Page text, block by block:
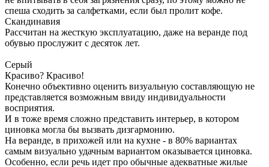
спеша сходить за салфетками, если был пролит кофе.
Скандинавия
Рассчитан на жесткую эксплуатацию, даже на веранде под
обувью прослужит с десяток лет.
Серый
Красиво? Красиво!
Конечно объективно оценить визуальную составляющую не
представляется возможным ввиду индивидуальности
восприятия.
И в тоже время сложно представить интерьер, в котором
циновка могла бы вызвать дизгармонию.
На веранде, в прихожей или на кухне - в 80% вариантах
самым визуально удачным вариантом оказывается циновка.
Особенно, если речь идет про обычные адекватные жилые